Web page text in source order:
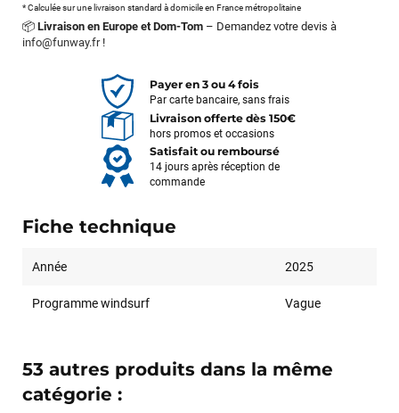
* Calculée sur une livraison standard à domicile en France métropolitaine
📦 Livraison en Europe et Dom-Tom – Demandez votre devis à
info@funway.fr!
Payer en 3 ou 4 fois
Par carte bancaire, sans frais
Livraison offerte dès 150€
hors promos et occasions
Satisfait ou remboursé
14 jours après réception de
commande
Fiche technique
Année 2025
Programme windsurf Vague
53 autres produits dans la même
catégorie :